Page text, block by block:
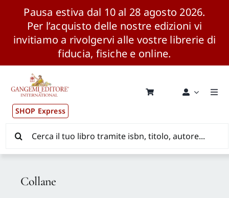
Pausa estiva dal 10 al 28 agosto 2026.
Per l’acquisto delle nostre edizioni vi
invitiamo a rivolgervi alle vostre librerie di
fiducia, fisiche e online.
contenuto
SHOP Express
Pubblicazioni
News ed Eventi
Distribuzione Wolrdwide
per:
Collane